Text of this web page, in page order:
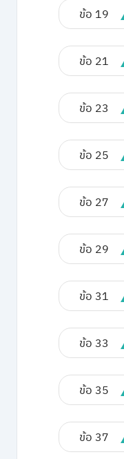
ข้อ 19
ข้อ 21
ข้อ 23
ข้อ 25
ข้อ 27
ข้อ 29
ข้อ 31
ข้อ 33
ข้อ 35
ข้อ 37